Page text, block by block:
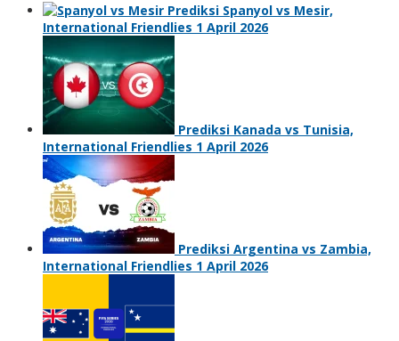
Prediksi Spanyol vs Mesir,
International Friendlies 1 April 2026
Prediksi Kanada vs Tunisia,
International Friendlies 1 April 2026
Prediksi Argentina vs Zambia,
International Friendlies 1 April 2026